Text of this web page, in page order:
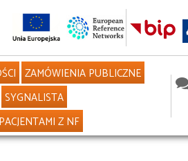
ZAMÓWIENIA PUBLICZNE
SYGNALISTA
Z NF